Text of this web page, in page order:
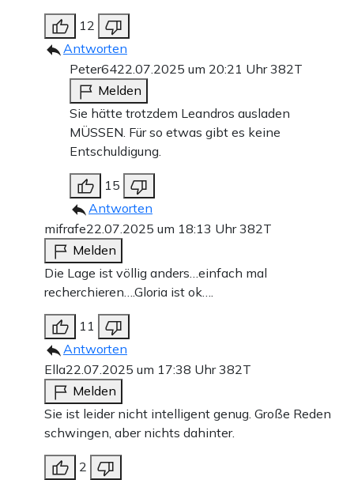
12
Antworten
Peter6422.07.2025 um 20:21 Uhr382T
Melden
Sie hätte trotzdem Leandros ausladen
MÜSSEN. Für so etwas gibt es keine
Entschuldigung.
15
Antworten
mifrafe22.07.2025 um 18:13 Uhr382T
Melden
Die Lage ist völlig anders…einfach mal
recherchieren….Gloria ist ok….
11
Antworten
Ella22.07.2025 um 17:38 Uhr382T
Melden
Sie ist leider nicht intelligent genug. Große Reden
schwingen, aber nichts dahinter.
2